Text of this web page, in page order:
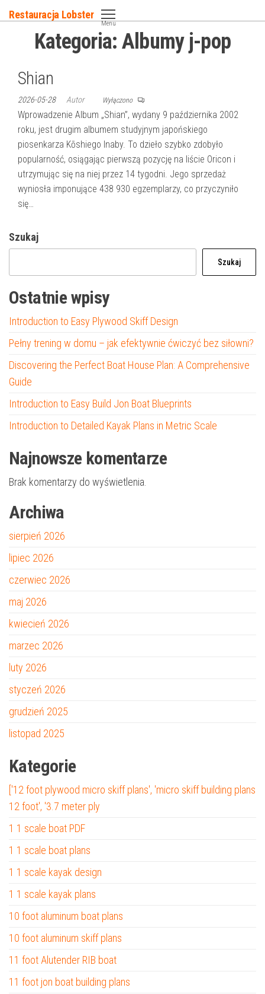
do
Restauracja Lobster
Menu
Kategoria: Albumy j-pop
Shian
2026-05-28 Autor Wyłączono
Wprowadzenie Album „Shian”, wydany 9 października 2002
roku, jest drugim albumem studyjnym japońskiego
piosenkarza Kōshiego Inaby. To dzieło szybko zdobyło
popularność, osiągając pierwszą pozycję na liście Oricon i
utrzymując się na niej przez 14 tygodni. Jego sprzedaż
wyniosła imponujące 438 930 egzemplarzy, co przyczyniło
się…
Szukaj
Szukaj
Ostatnie wpisy
Introduction to Easy Plywood Skiff Design
Pełny trening w domu – jak efektywnie ćwiczyć bez siłowni?
Discovering the Perfect Boat House Plan: A Comprehensive
Guide
Introduction to Easy Build Jon Boat Blueprints
Introduction to Detailed Kayak Plans in Metric Scale
Najnowsze komentarze
Brak komentarzy do wyświetlenia.
Archiwa
sierpień 2026
lipiec 2026
czerwiec 2026
maj 2026
kwiecień 2026
marzec 2026
luty 2026
styczeń 2026
grudzień 2025
listopad 2025
Kategorie
['12 foot plywood micro skiff plans', 'micro skiff building plans
12 foot', '3.7 meter ply
1 1 scale boat PDF
1 1 scale boat plans
1 1 scale kayak design
1 1 scale kayak plans
10 foot aluminum boat plans
10 foot aluminum skiff plans
11 foot Alutender RIB boat
11 foot jon boat building plans